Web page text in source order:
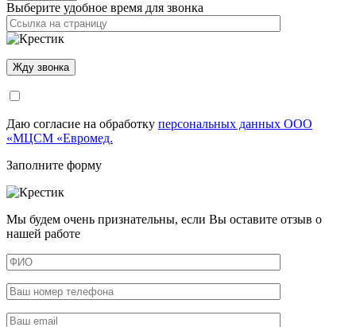
Выберите удобное время для звонка
Даю согласие на обработку персональных данных ООО
«МЦСМ «Евромед.
Заполните форму
Мы будем очень признательны, если Вы оставите отзыв о
нашей работе